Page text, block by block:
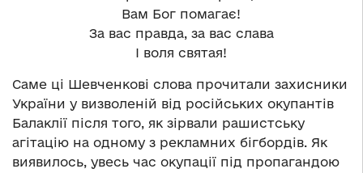
Вам Бог помагає!
За вас правда, за вас слава
І воля святая!
Саме ці Шевченкові слова прочитали захисники
України у визволеній від російських окупантів
Балаклії після того, як зірвали рашистську
агітацію на одному з рекламних бігбордів. Як
виявилось, увесь час окупації під пропагандою